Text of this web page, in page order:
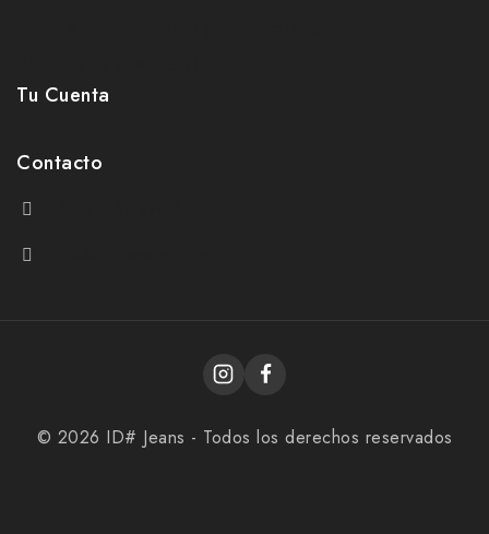
Tu Cuenta
Contacto
© 2026 ID# Jeans - Todos los derechos reservados